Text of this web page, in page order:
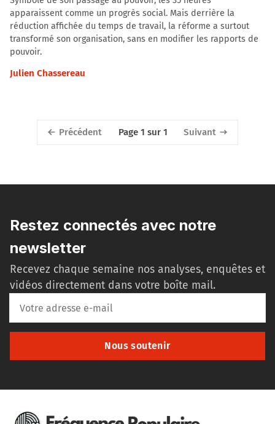
apparaissent comme un progrès social. Mais derrière la
réduction affichée du temps de travail, la réforme a surtout
transformé son organisation, sans en modifier les rapports de
pouvoir.
Julien Chassereau
Précédent Page 1 sur 1 Suivant
Restez connectés avec notre
newsletter
Recevez chaque semaine nos analyses, enquêtes et
vidéos directement dans votre boîte mail.
Nous soutenir